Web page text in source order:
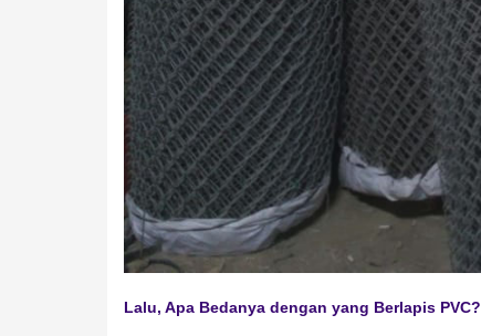
Lalu, Apa Bedanya dengan yang Berlapis PVC?